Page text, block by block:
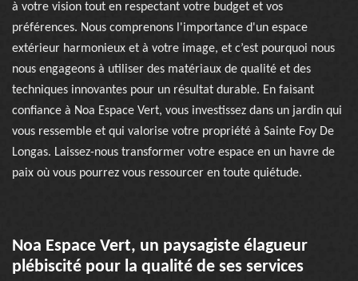
à votre vision tout en respectant votre budget et vos
préférences. Nous comprenons l'importance d'un espace
extérieur harmonieux et à votre image, et c’est pourquoi nous
nous engageons à utiliser des matériaux de qualité et des
techniques innovantes pour un résultat durable. En faisant
confiance à Noa Espace Vert, vous investissez dans un jardin qui
vous ressemble et qui valorise votre propriété à Sainte Foy De
Longas. Laissez-nous transformer votre espace en un havre de
paix où vous pourrez vous ressourcer en toute quiétude.
Noa Espace Vert, un paysagiste élagueur
plébiscité pour la qualité de ses services